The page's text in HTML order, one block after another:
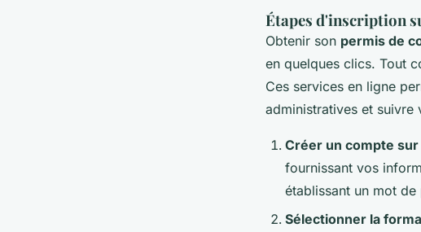
Étapes d'inscription
Obtenir son permis de
en quelques clics. Tout
Ces services en ligne
administratives et suivre
Créer un compte
fournissant vos
établissant un mot de
Sélectionner la